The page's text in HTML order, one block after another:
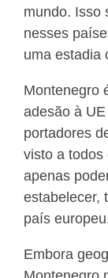
mundo. Isso
nesses
uma estadia
Montenegro
adesão à
portadores
visto a todos
apenas
estabelecer,
país
Embora